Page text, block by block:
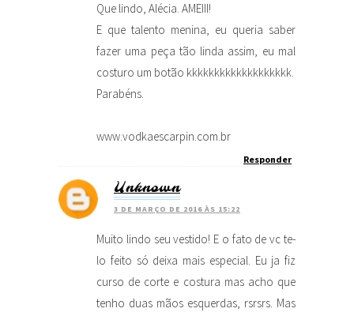
Que lindo, Alécia. AMEIII!
E que talento menina, eu queria saber
fazer uma peça tão linda assim, eu mal
costuro um botão kkkkkkkkkkkkkkkkkkk.
Parabéns.
www.vodkaescarpin.com.br
Responder
Unknown
3 DE MARÇO DE 2016 ÀS 15:22
Muito lindo seu vestido! E o fato de vc te-
lo feito só deixa mais especial. Eu ja fiz
curso de corte e costura mas acho que
tenho duas mãos esquerdas, rsrsrs. Mas